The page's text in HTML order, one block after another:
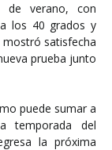
de verano, con
los 40 grados y
satisfecha
prueba junto
puede sumar a
temporada del
la próxima